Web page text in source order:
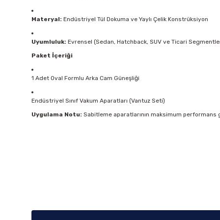
Materyal: Endüstriyel Tül Dokuma ve Yaylı Çelik Konstrüksiyon
Uyumluluk: Evrensel (Sedan, Hatchback, SUV ve Ticari
Paket İçeriği
1 Adet Oval Formlu Arka Cam Güneşliği
Endüstriyel Sınıf Vakum Aparatları (Vantuz Seti)
Uygulama Notu: Sabitleme aparatlarının maksimum performans